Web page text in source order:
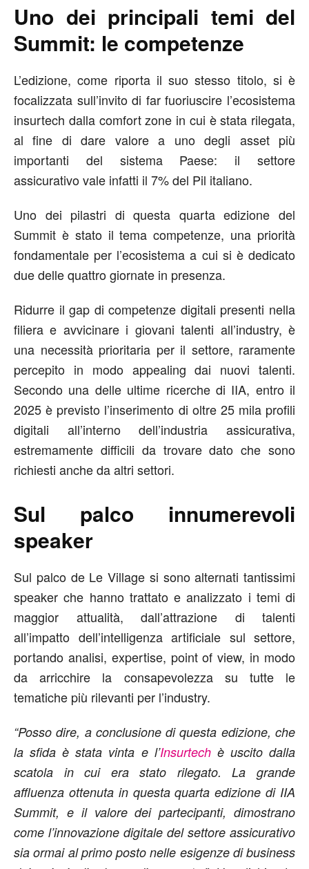
Uno dei principali temi del
Summit: le competenze
L’edizione, come riporta il suo stesso titolo, si è
focalizzata sull’invito di far fuoriuscire l’ecosistema
insurtech dalla comfort zone in cui è stata rilegata,
al fine di dare valore a uno degli asset più
importanti del sistema Paese: il settore
assicurativo vale infatti il 7% del Pil italiano.
Uno dei pilastri di questa quarta edizione del
Summit è stato il tema competenze, una priorità
fondamentale per l’ecosistema a cui si è dedicato
due delle quattro giornate in presenza.
Ridurre il gap di competenze digitali presenti nella
filiera e avvicinare i giovani talenti all’industry, è
una necessità prioritaria per il settore, raramente
percepito in modo appealing dai nuovi talenti.
Secondo una delle ultime ricerche di IIA, entro il
2025 è previsto l’inserimento di oltre 25 mila profili
digitali all’interno dell’industria assicurativa,
estremamente difficili da trovare dato che sono
richiesti anche da altri settori.
Sul palco innumerevoli
speaker
Sul palco de Le Village si sono alternati tantissimi
speaker che hanno trattato e analizzato i temi di
maggior attualità, dall’attrazione di talenti
all’impatto dell’intelligenza artificiale sul settore,
portando analisi, expertise, point of view, in modo
da arricchire la consapevolezza su tutte le
tematiche più rilevanti per l’industry.
“Posso dire, a conclusione di questa edizione, che
la sfida è stata vinta e l’Insurtechè uscito dalla
scatola in cui era stato rilegato. La grande
affluenza ottenuta in questa quarta edizione di IIA
Summit, e il valore dei partecipanti, dimostrano
come l’innovazione digitale del settore assicurativo
sia ormai al primo posto nelle esigenze di business